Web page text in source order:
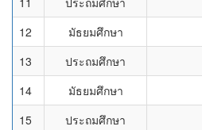
12
มัธยมศึกษา
13
ประถมศึกษา
14
มัธยมศึกษา
15
ประถมศึกษา